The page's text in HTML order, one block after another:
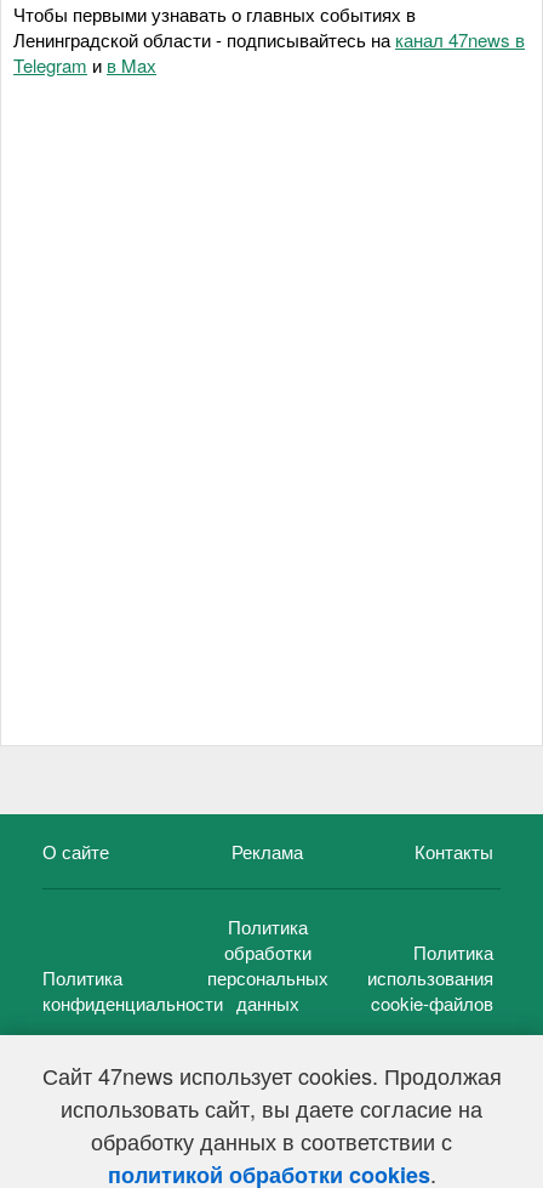
Сайт 47news использует cookies. Продолжая
использовать сайт, вы даете согласие на
обработку данных в соответствии с
политикой обработки cookies.
Чтобы первыми узнавать о главных событиях в
Ленинградской области - подписывайтесь на канал 47news в
Telegram и в Maх
О сайте Реклама Контакты
Политика
конфиденциальности
Политика
обработки
персональных
данных
Политика
использования
cookie-файлов
47 новостей (47 news)2005 — 2026 г.
Свидетельство о регистрации СМИ Эл № ФС 77-39848, выдано
Федеральной службой по надзору в сфере связи,